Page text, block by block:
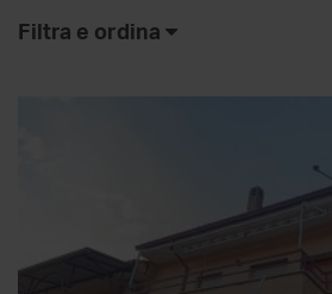
Filtra e ordina